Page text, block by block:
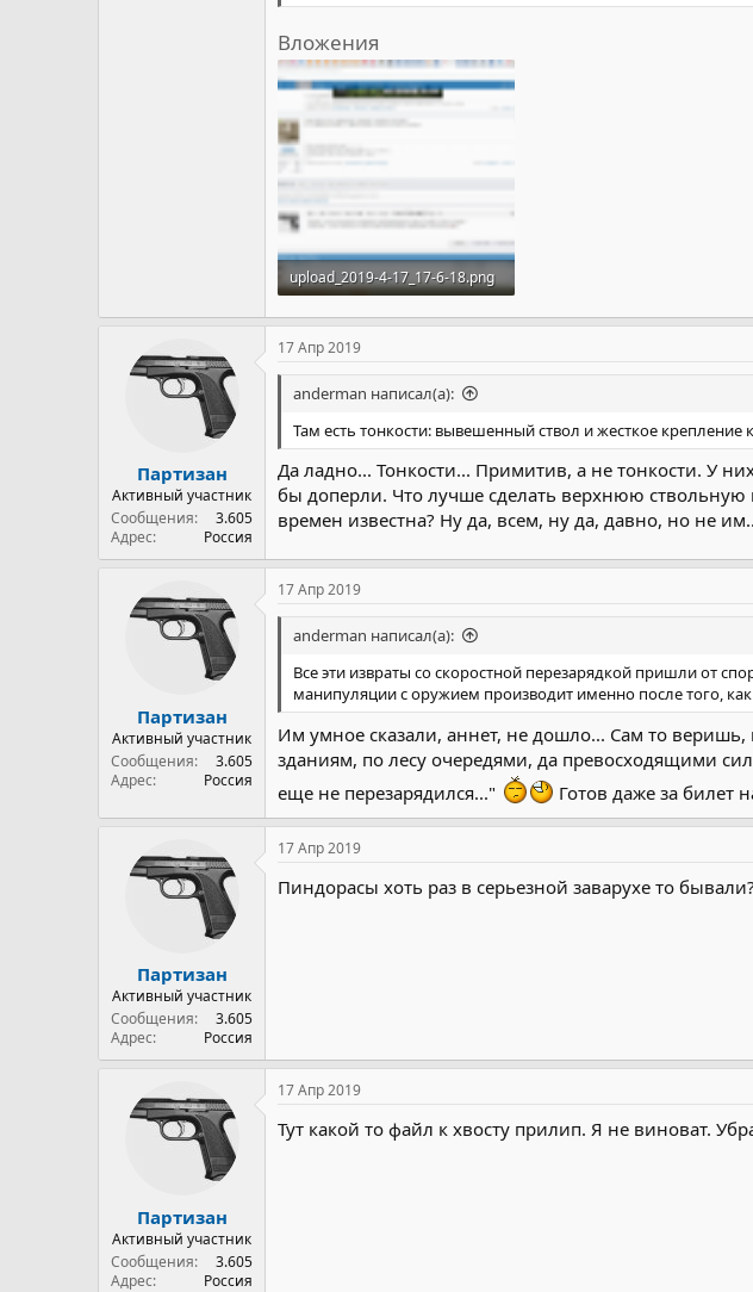
Вложения
upload_2019-4-17_17-6-18.png
340,3 КБ · Просмотры: 5
Партизан
Активный участник
Сообщения
3.605
Адрес
Россия
17 Апр 2019
anderman написал(а):
Там есть тонкости: вывешенный ствол и жесткое
Да ладно... Тонкости... Примитив, а не тонкости. У
бы доперли. Что лучше сделать верхнюю
времен известна? Ну да, всем, ну да, давно, но не
Партизан
Активный участник
Сообщения
3.605
Адрес
Россия
17 Апр 2019
anderman написал(а):
Все эти извраты со скоростной перезарядкой пришли от
манипуляции с оружием производит именно после того,
Им умное сказали, аннет, не дошло... Сам то
зданиям, по лесу очередями, да превосходящими
еще не перезарядился..."
Готов даже за билет
Партизан
Активный участник
Сообщения
3.605
Адрес
Россия
17 Апр 2019
Пиндорасы хоть раз в серьезной заварухе то
Партизан
Активный участник
Сообщения
3.605
Адрес
Россия
17 Апр 2019
Тут какой то файл к хвосту прилип. Я не виноват.